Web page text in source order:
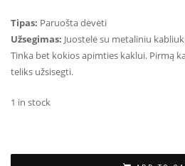
Tipas: Paruošta dėvėti
Užsegimas: Juostelė su metaliniu
Tinka bet kokios apimties kaklui. Pirmą
teliks užsisegti.
1 in stock